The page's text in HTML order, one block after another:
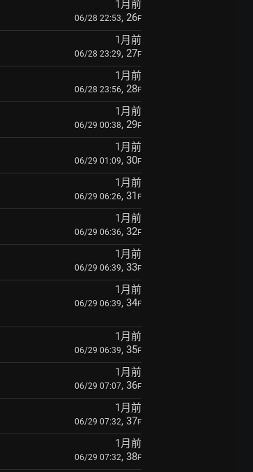
1月前
06/28 22:53, 26F
1月前
06/28 23:29, 27F
1月前
06/28 23:56, 28F
1月前
06/29 00:38, 29F
1月前
06/29 01:09, 30F
1月前
06/29 06:26, 31 F
1月前
06/29 06:36, 32F
1月前
06/29 06:39, 33F
1月前
06/29 06:39, 34F
1月前
06/29 06:39, 35F
1月前
06/29 07:07, 36F
1月前
06/29 07:32, 37F
1月前
06/29 07:32, 38F